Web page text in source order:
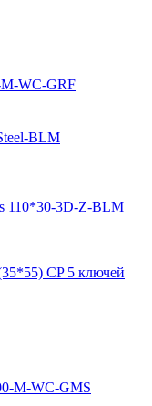
M-WC-GRF
BLM
110*30-3D-Z-BLM
CP 5 ключей
M-WC-GMS